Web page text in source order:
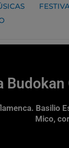
Basilio
Mico,